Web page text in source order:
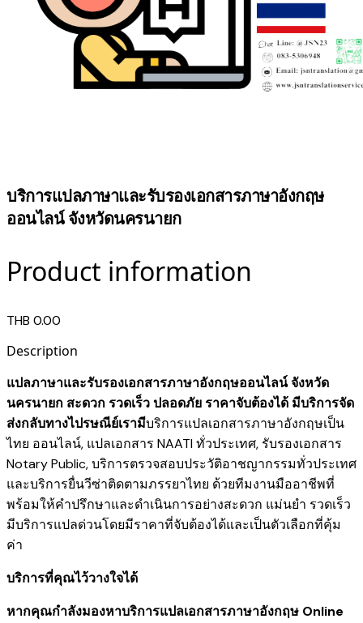
บริการแปลภาษาและรับรองเอกสารภาษาอังกฤษ
ออนไลน์ จังหวัดนครนายก
Product information
THB 0.00
Description
แปลภาษาและรับรองเอกสารภาษาอังกฤษออนไลน์ จังหวัด
นครนายก สะดวก รวดเร็ว ปลอดภัย ราคาจับต้องได้ มีบริการจัด
ส่งกลับทางไปรษณีย์เรามีบริการแปลเอกสารภาษาอังกฤษเป็น
ไทย ออนไลน์, แปลเอกสาร NAATI ​ทั่วประเทศ, รับรองเอกสาร
Notary Public,บริการตรวจสอบประวัติอาชญากรรม​ทั่วประเทศ
และบริการยื่นวีซ่าติดตามภรรยาไทย ด้วยทีมงานมืออาชีพที่
พร้อมให้คำปรึกษาและดำเนินการอย่างสะดวก แม่นยำ รวดเร็ว
มีบริการแปลด่วนโดยมีราคาที่จับต้องได้และเป็นตัวเลือกที่คุ้ม
ค่า
บริการที่คุณไว้วางใจได้
หากคุณกำลังมองหาบริการแปลเอกสารภาษาอังกฤษ Online